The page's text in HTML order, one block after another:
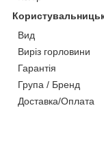
Вид
Виріз горловини
Гарантія
Група / Бренд
Доставка/Оплата